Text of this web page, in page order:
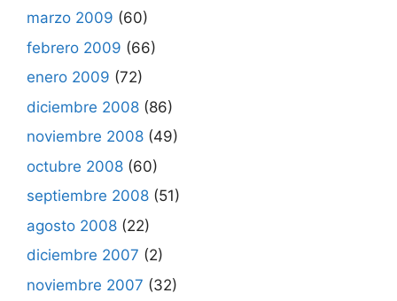
marzo 2009 (60)
febrero 2009 (66)
enero 2009 (72)
diciembre 2008 (86)
noviembre 2008 (49)
octubre 2008 (60)
septiembre 2008 (51)
agosto 2008 (22)
diciembre 2007 (2)
noviembre 2007 (32)